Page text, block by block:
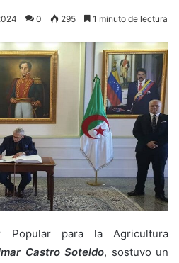
0 295 1 minuto de lectura
para la Agricultura
Castro Soteldo, sostuvo un